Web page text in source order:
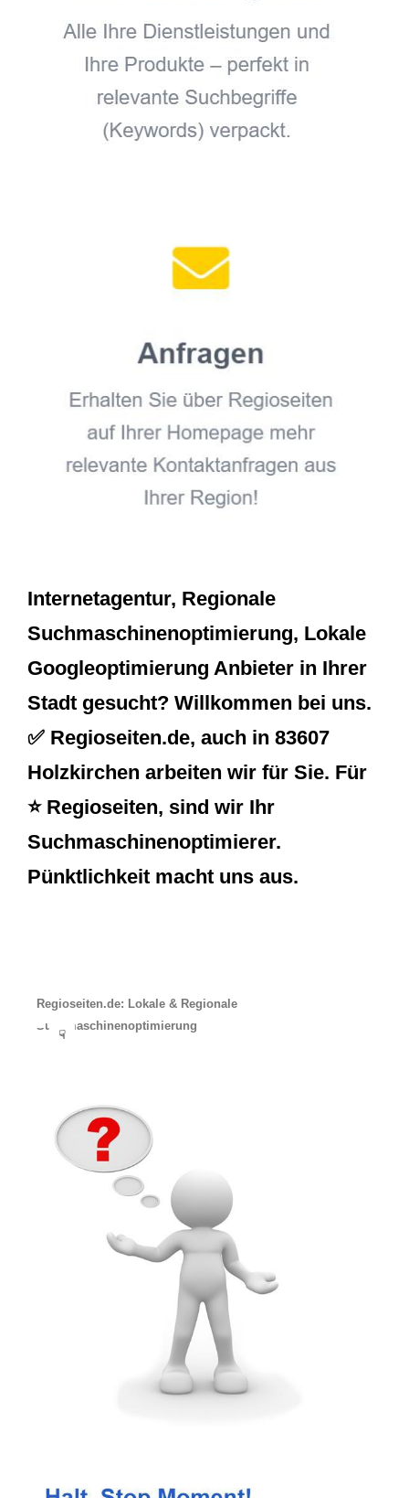
Internetagentur, Regionale
Suchmaschinenoptimierung, Lokale
Googleoptimierung Anbieter in Ihrer
Stadt gesucht? Willkommen bei uns.
✅ Regioseiten.de, auch in 83607
Holzkirchen arbeiten wir für Sie. Für
⭐ Regioseiten, sind wir Ihr
Suchmaschinenoptimierer.
Pünktlichkeit macht uns aus.
Regioseiten.de: Lokale & Regionale
Suchmaschinenoptimierung
☟